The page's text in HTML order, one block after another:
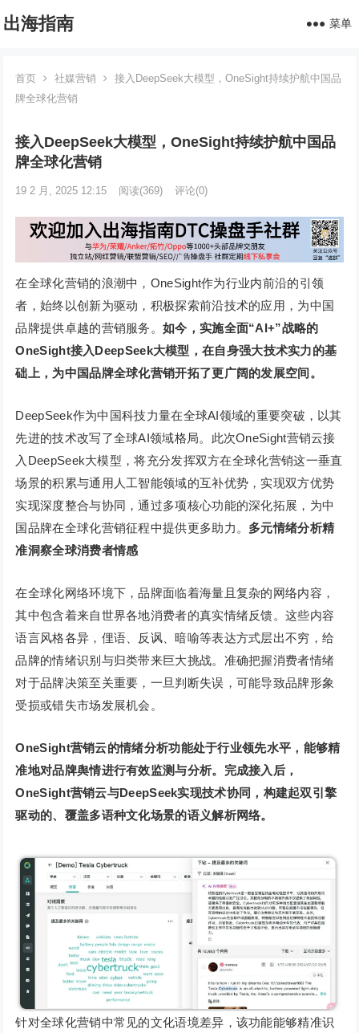
出海指南 菜单
首页 社媒营销
接入DeepSeek大模型，OneSight持续护航中国品
牌全球化营销
接入DeepSeek大模型，OneSight持续护航中国品
牌全球化营销
19 2 月, 2025 12:15 阅读(369) 评论(0)
在全球化营销的浪潮中，OneSight作为行业内前沿的引领
者，始终以创新为驱动，积极探索前沿技术的应用，为中国
品牌提供卓越的营销服务。如今，实施全面“AI+”战略的
OneSight接入DeepSeek大模型，在自身强大技术实力的基
础上，为中国品牌全球化营销开拓了更广阔的发展空间。
DeepSeek作为中国科技力量在全球AI领域的重要突破，以其
先进的技术改写了全球AI领域格局。此次OneSight营销云接
入DeepSeek大模型，将充分发挥双方在全球化营销这一垂直
场景的积累与通用人工智能领域的互补优势，实现双方优势
实现深度整合与协同，通过多项核心功能的深化拓展，为中
国品牌在全球化营销征程中提供更多助力。 多元情绪分析精
准洞察全球消费者情感
在全球化网络环境下，品牌面临着海量且复杂的网络内容，
其中包含着来自世界各地消费者的真实情绪反馈。这些内容
语言风格各异，俚语、反讽、暗喻等表达方式层出不穷，给
品牌的情绪识别与归类带来巨大挑战。准确把握消费者情绪
对于品牌决策至关重要，一旦判断失误，可能导致品牌形象
受损或错失市场发展机会。
OneSight营销云的情绪分析功能处于行业领先水平，能够精
准地对品牌舆情进行有效监测与分析。完成接入后，
OneSight营销云与DeepSeek实现技术协同，构建起双引擎
驱动的、覆盖多语种文化场景的语义解析网络。
针对全球化营销中常见的文化语境差异，该功能能够精准识